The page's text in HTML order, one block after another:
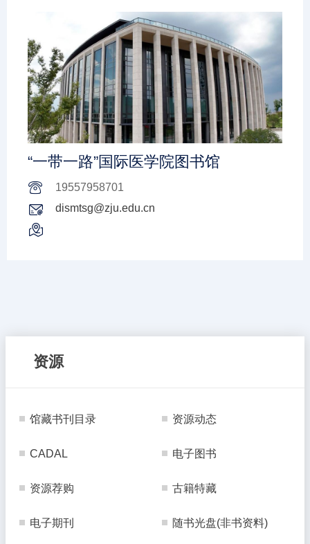
“一带一路”国际医学院图书馆
19557958701
dismtsg@zju.edu.cn
资源
馆藏书刊目录 资源动态
CADAL 电子图书
资源荐购 古籍特藏
电子期刊 随书光盘(非书资料)